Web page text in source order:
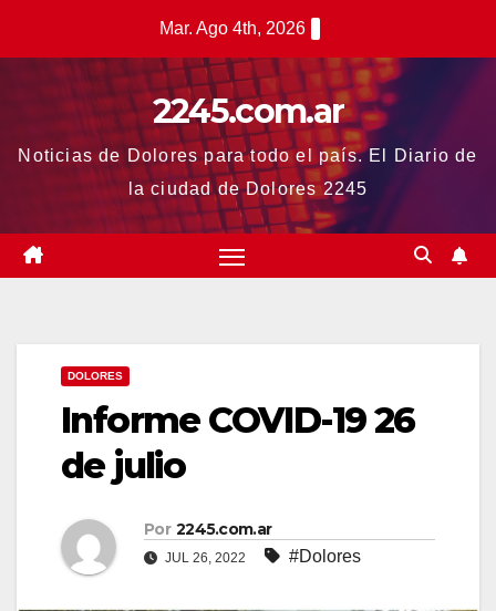
Mar. Ago 4th, 2026
2245.com.ar
Noticias de Dolores para todo el país. El Diario de
la ciudad de Dolores 2245
DOLORES
Informe COVID-19 26
de julio
Por 2245.com.ar
JUL 26, 2022 #Dolores